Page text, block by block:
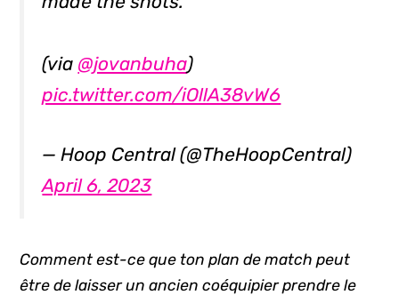
(via @jovanbuha)
pic.twitter.com/iOllA38vW6
— Hoop Central (@TheHoopCentral)
April 6, 2023
Comment est-ce que ton plan de match peut
être de laisser un ancien coéquipier prendre le